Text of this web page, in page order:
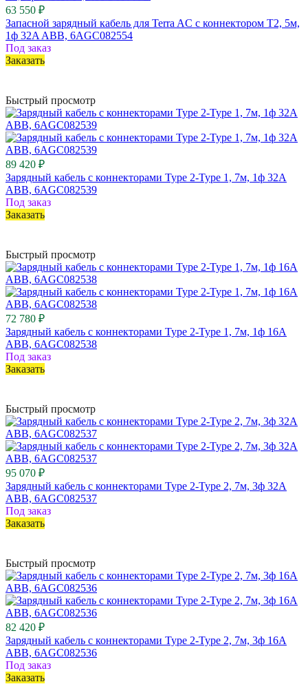
63 550 ₽
Запасной зарядный кабель для Terra AC с коннектором Т2, 5м,
1ф 32A ABB, 6AGC082554
Под заказ
Заказать
Быстрый просмотр
89 420 ₽
Зарядный кабель с коннекторами Type 2-Type 1, 7м, 1ф 32A
ABB, 6AGC082539
Под заказ
Заказать
Быстрый просмотр
72 780 ₽
Зарядный кабель с коннекторами Type 2-Type 1, 7м, 1ф 16A
ABB, 6AGC082538
Под заказ
Заказать
Быстрый просмотр
95 070 ₽
Зарядный кабель с коннекторами Type 2-Type 2, 7м, 3ф 32A
ABB, 6AGC082537
Под заказ
Заказать
Быстрый просмотр
82 420 ₽
Зарядный кабель с коннекторами Type 2-Type 2, 7м, 3ф 16A
ABB, 6AGC082536
Под заказ
Заказать